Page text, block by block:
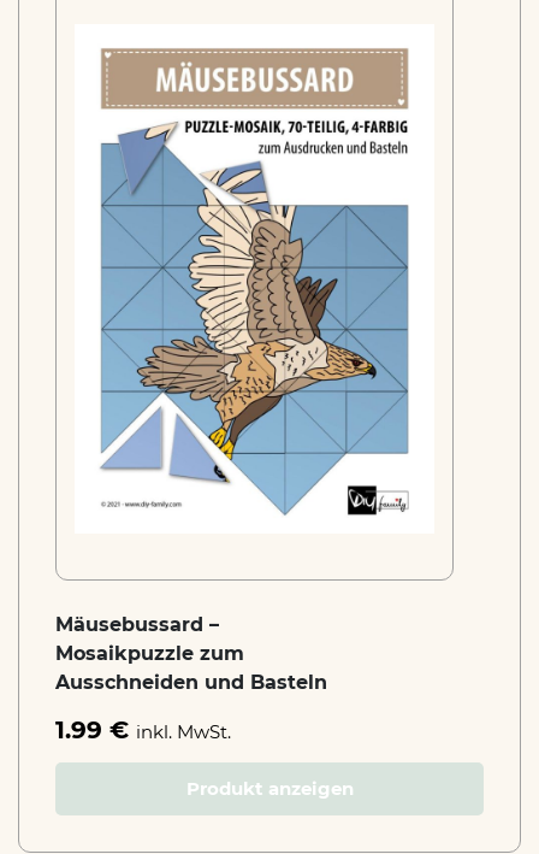
Mäusebussard –
Mosaikpuzzle zum
Ausschneiden und Basteln
1.99 € inkl. MwSt.
Produkt anzeigen